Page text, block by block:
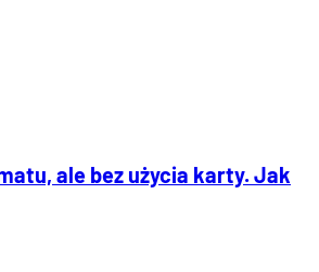
ale bez użycia karty. Jak